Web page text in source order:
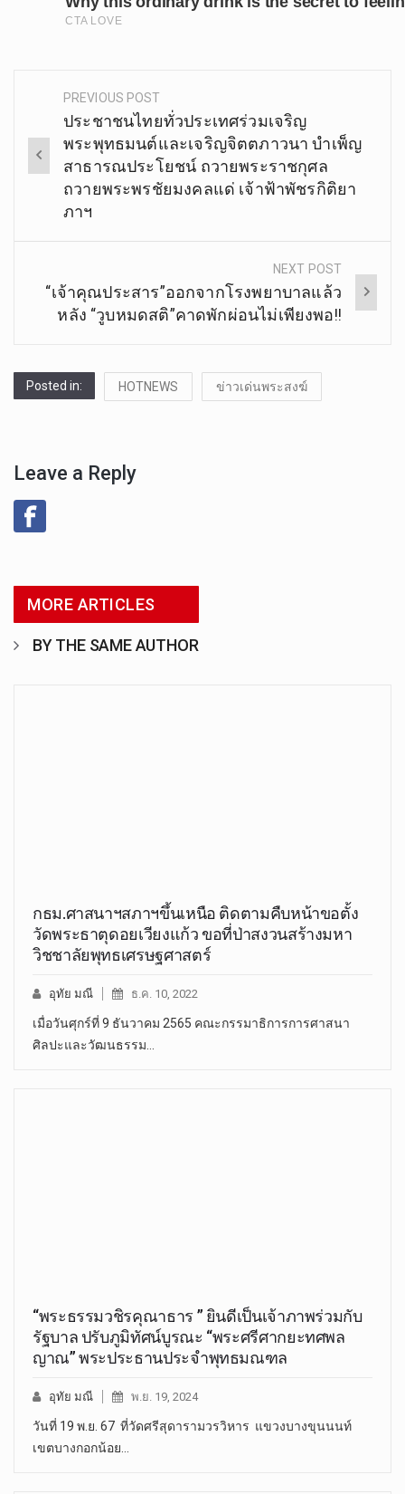
Post
navigation
PREVIOUS POST
ประชาชนไทยทั่วประเทศร่วมเจริญ
พระพุทธมนต์และเจริญจิตตภาวนา บำเพ็ญ
สาธารณประโยชน์ ถวายพระราชกุศล
ถวายพระพรชัยมงคลแด่ เจ้าฟ้าพัชรกิติยา
ภาฯ
NEXT POST
“เจ้าคุณประสาร”ออกจากโรงพยาบาลแล้ว
หลัง “วูบหมดสติ”คาดพักผ่อนไม่เพียงพอ!!
Posted in: HOTNEWS ข่าวเด่นพระสงฆ์
Leave a Reply
MORE ARTICLES
BY THE SAME AUTHOR
กธม.ศาสนาฯสภาฯขึ้นเหนือ ติดตามคืบหน้าขอตั้ง
วัดพระธาตุดอยเวียงแก้ว ขอที่ป่าสงวนสร้างมหา
วิชชาลัยพุทธเศรษฐศาสตร์
อุทัย มณี ธ.ค. 10, 2022
เมื่อวันศุกร์ที่ 9 ธันวาคม 2565 คณะกรรมาธิการการศาสนา
ศิลปะและวัฒนธรรม…
“พระธรรมวชิรคุณาธาร ” ยินดีเป็นเจ้าภาพร่วมกับ
รัฐบาล ปรับภูมิทัศน์บูรณะ “พระศรีศากยะทศพล
ญาณ” พระประธานประจำพุทธมณฑล
อุทัย มณี พ.ย. 19, 2024
วันที่ 19 พ.ย. 67 ที่วัดศรีสุดารามวรวิหาร แขวงบางขุนนนท์
เขตบางกอกน้อย…